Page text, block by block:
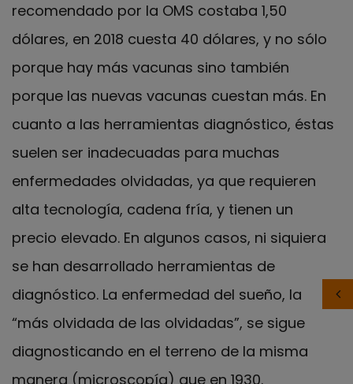
recomendado por la OMS costaba 1,50
dólares, en 2018 cuesta 40 dólares, y no sólo
porque hay más vacunas sino también
porque las nuevas vacunas cuestan más. En
cuanto a las herramientas diagnóstico, éstas
suelen ser inadecuadas para muchas
enfermedades olvidadas, ya que requieren
alta tecnología, cadena fría, y tienen un
precio elevado. En algunos casos, ni siquiera
se han desarrollado herramientas de
diagnóstico. La enfermedad del sueño, la
“más olvidada de las olvidadas”, se sigue
diagnosticando en el terreno de la misma
manera (microscopía) que en 1930.